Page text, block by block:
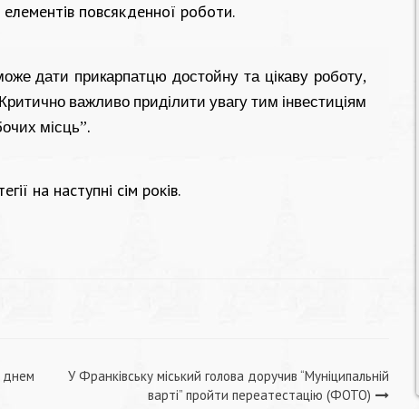
повсякденної роботи.
дати прикарпатцю достойну та цікаву роботу,
Критично важливо приділити увагу тим інвестиціям
місць”.
на наступні сім років.
днем
У Франківську міський голова доручив “Муніципальній
варті” пройти переатестацію (ФОТО)